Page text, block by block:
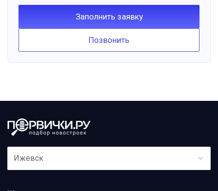
Заполнить заявку
Позвонить
Ижевск